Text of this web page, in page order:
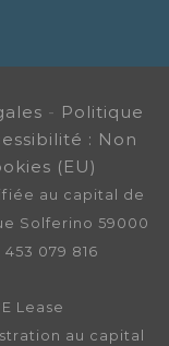
- Politique
: Non
(EU)
au capital de
Solferino 59000
453 079 816
Lease
au capital